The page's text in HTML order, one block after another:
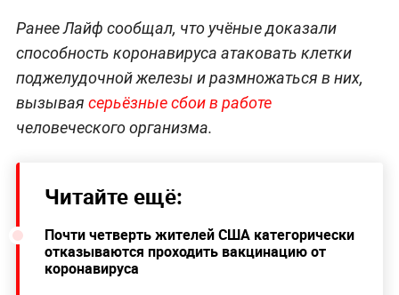
Ранее Лайф сообщал, что учёные доказали
способность коронавируса атаковать клетки
поджелудочной железы и размножаться в них,
вызывая серьёзные сбои в работе
человеческого организма.
Читайте ещё:
Почти четверть жителей США категорически
отказываются проходить вакцинацию от
коронавируса